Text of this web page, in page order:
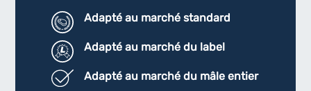
Adapté au marché standard
Adapté au marché du label
Adapté au marché du mâle entier